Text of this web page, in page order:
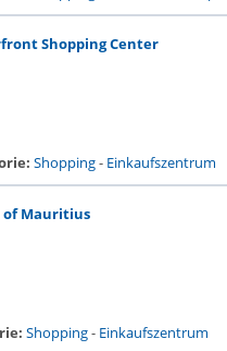
Shopping Center
Shopping- Einkaufszentrum
of Mauritius
Shopping- Einkaufszentrum